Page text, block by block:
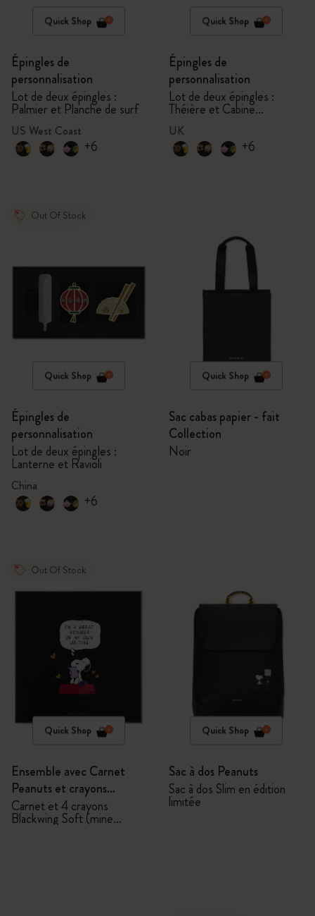
Quick Shop
Épingles de
personnalisation
Lot de deux épingles :
Palmier et Planche de surf
US West Coast
+6
Quick Shop
Épingles de
personnalisation
Lot de deux épingles :
Théière et Cabine
téléphonique
UK
+6
Out Of Stock
Quick Shop
Épingles de
personnalisation
Lot de deux épingles :
Lanterne et Ravioli
China
+6
Quick Shop
Sac cabas papier - fait
Collection
Noir
Out Of Stock
Quick Shop
Ensemble avec Carnet
Peanuts et crayons
Blackwing
Carnet et 4 crayons
Blackwing Soft (mine
Quick Shop
Sac à dos Peanuts
Sac à dos Slim en édition
limitée